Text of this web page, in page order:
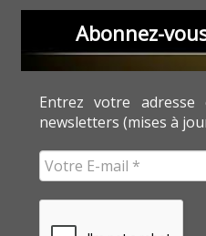
Abonnez-
Entrez votre
newsletters (mises à